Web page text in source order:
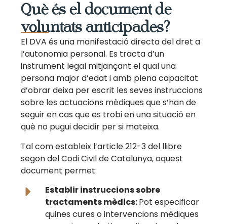
Què és el document de
voluntats anticipades?
El DVA és una manifestació directa del dret a
l’autonomia personal. Es tracta d’un
instrument legal mitjançant el qual una
persona major d’edat i amb plena capacitat
d’obrar deixa per escrit les seves instruccions
sobre les actuacions mèdiques que s’han de
seguir en cas que es trobi en una situació en
què no pugui decidir per si mateixa.
Tal com estableix l’article 212-3 del llibre
segon del Codi Civil de Catalunya, aquest
document permet:
Establir instruccions sobre
tractaments mèdics:Pot especificar
quines cures o intervencions mèdiques